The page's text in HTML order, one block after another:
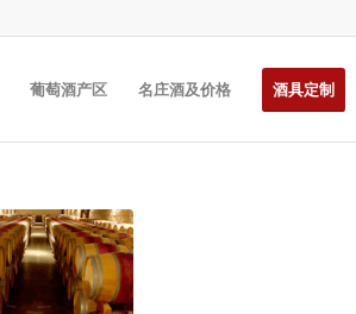
葡萄酒产区 名庄酒及价格 酒具定制